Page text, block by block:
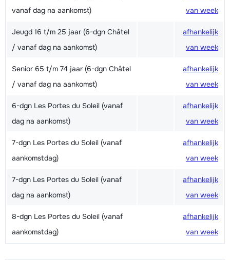
vanaf dag na aankomst)
van week
Jeugd 16 t/m 25 jaar (6-dgn Châtel
/ vanaf dag na aankomst)
afhankelijk
van week
Senior 65 t/m 74 jaar (6-dgn Châtel
/ vanaf dag na aankomst)
afhankelijk
van week
6-dgn Les Portes du Soleil (vanaf
dag na aankomst)
afhankelijk
van week
7-dgn Les Portes du Soleil (vanaf
aankomstdag)
afhankelijk
van week
7-dgn Les Portes du Soleil (vanaf
dag na aankomst)
afhankelijk
van week
8-dgn Les Portes du Soleil (vanaf
aankomstdag)
afhankelijk
van week